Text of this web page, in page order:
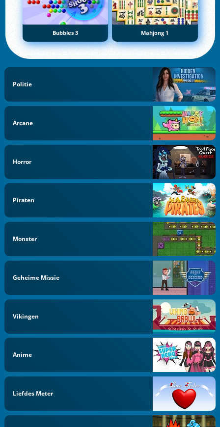
Bubbles 3 Mahjong 1
Politie
Arcane
Horror
Piraten
Monster
Geheime Missie
Vikingen
Anime
Liefdes Meter